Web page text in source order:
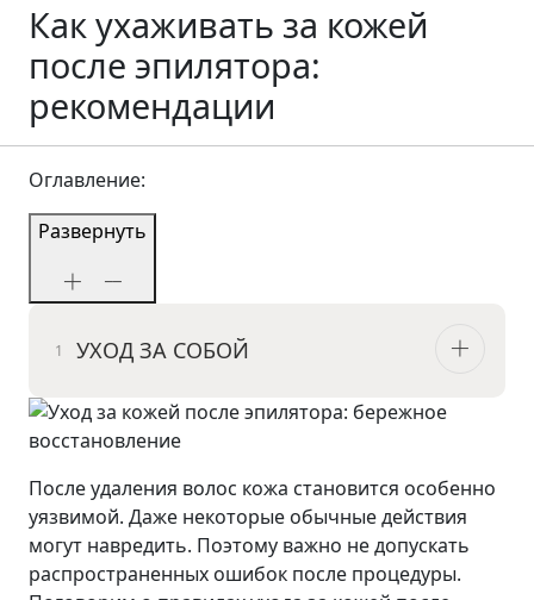
Как ухаживать за кожей
после эпилятора:
рекомендации
Оглавление:
Развернуть
УХОД ЗА СОБОЙ
После удаления волос кожа становится особенно
уязвимой. Даже некоторые обычные действия
могут навредить. Поэтому важно не допускать
распространенных ошибок после процедуры.